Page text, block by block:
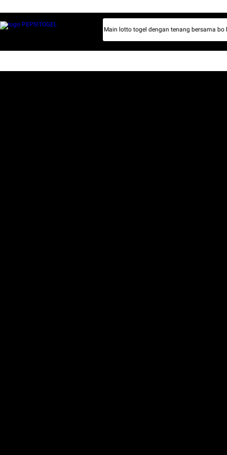
yang selalu siap bayar jp pausmu. Main lotto togel dengan tenang bersama bo